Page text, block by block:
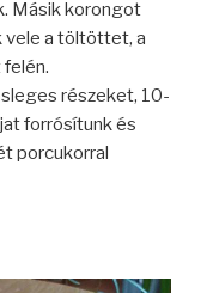
Másik korongot
vele a töltöttet, a
részeket, 10-
forrósítunk és
porcukorral